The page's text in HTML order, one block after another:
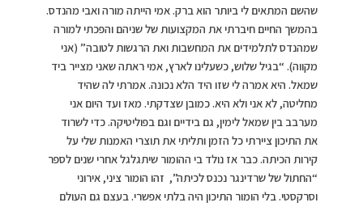
שהשם המתאים לי ביותר הוא ברק. אמי הייתה מורה ואבי מהנדס.
בהמשך החיים חיברתי את המקצועות של שניהם והפכתי למורה
שמהנדס לתלמידים את המחשבות ואת הרגשות לטובה” (אני
מקווה). “בגיל שלוש, כשעלינו לארץ, אמי ראתה שאני מצייר ביד
שמאל. היא אמרה לי שזו היד הלא נכונה. אמרתי לה שהיד
מחליטה, לא אני ולא היא. כמובן שצדקתי. מאז ועד היום אני
מערבב בין שמאל לימין, גם בידיים וגם בפוליטיקה. כדי לשרוד
את התיכון ציירתי כל הזמן ותליתי את תוצרי האמנות שלי על
קירות הכיתה. כבר אז נולד בי ההומור שיתגלגל אחרי שנים לספר
“החתול של שרדינגר נכנס לכיתה”, זהו הומור ציני, אירוני
וסרקסטי. בלי הומור התיכון היה בלתי אפשרי. בעצם גם העולם